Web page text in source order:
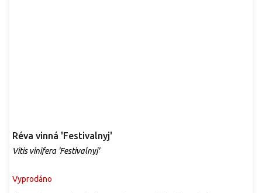
Réva vinná 'Festivalnyj'
Vitis vinifera 'Festivalnyj'
Vyprodáno